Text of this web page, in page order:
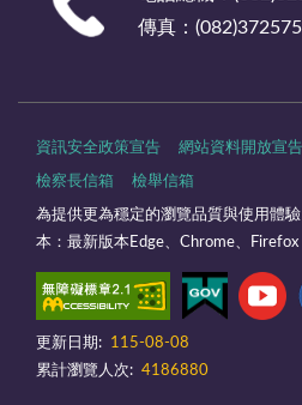
傳真：(082)372575
資訊安全政策宣告 網站資料開放宣告
檢察長信箱 檢舉信箱
為提供更為穩定的瀏覽品質與使用體
本：最新版本Edge、Chrome、Firefox
更新日期:
115-08-08
累計瀏覽人次: 4186880